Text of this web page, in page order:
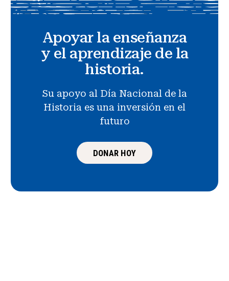
Apoyar la enseñanza
y el aprendizaje de la
historia.
Su apoyo al Día Nacional de la
Historia es una inversión en el
futuro
DONAR HOY